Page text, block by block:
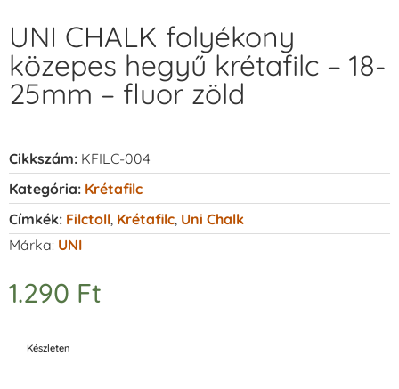
UNI CHALK folyékony
közepes hegyű krétafilc – 18-
25mm – fluor zöld
Cikkszám: KFILC-004
Kategória: Krétafilc
Címkék: Filctoll Krétafilc Uni Chalk
Márka: UNI
1.290 Ft
Készleten